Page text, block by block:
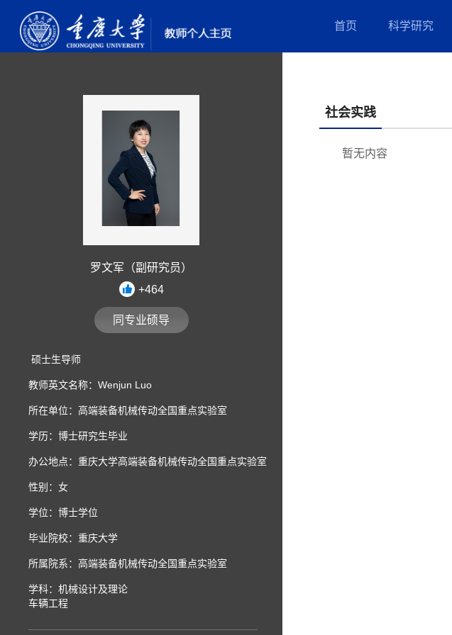
首页 科学研究
罗文军（副研究员）
+464
同专业硕导
硕士生导师
教师英文名称：Wenjun Luo
所在单位：高端装备机械传动全国重点实验室
学历：博士研究生毕业
办公地点：重庆大学高端装备机械传动全国重点实验室
性别：女
学位：博士学位
毕业院校：重庆大学
所属院系：高端装备机械传动全国重点实验室
学科：机械设计及理论
车辆工程
社会实践
暂无内容